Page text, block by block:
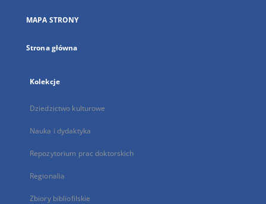
karcie
MAPA STRONY
Strona główna
Kolekcje
Dziedzictwo kulturowe
Nauka i dydaktyka
Repozytorium prac doktorskich
Regionalia
Zbiory bibliofilskie